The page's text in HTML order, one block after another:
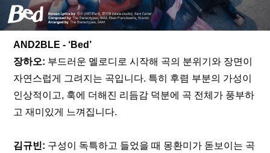
AND2BLE - ‘Bed’
장하오: 부드러운 멜로디로 시작해 곡의 분위기와 장면이
자연스럽게 그려지는 곡입니다. 특히 후렴 부분의 가성이
인상적이고, 훅에 더해진 리듬감 덕분에 곡 전체가 풍부하
고 재미있게 느껴집니다.
김규빈: 구성이 독특하고 들었을 때 몽환미가 돋보이는 곡